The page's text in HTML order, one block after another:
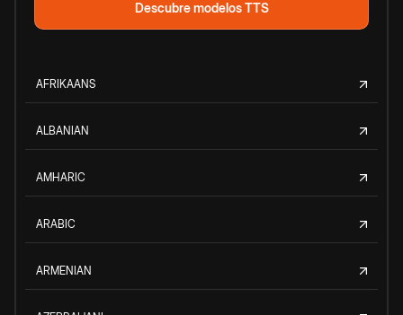
Descubre modelos TTS
AFRIKAANS
ALBANIAN
AMHARIC
ARABIC
ARMENIAN